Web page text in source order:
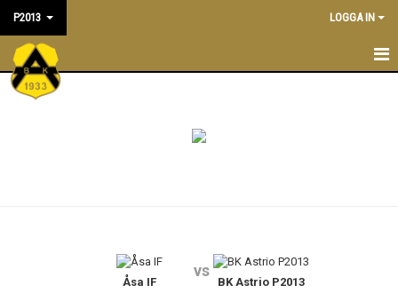
P2013 LOGGA IN
P2013
Åsa IF
vs
BK Astrio P2013